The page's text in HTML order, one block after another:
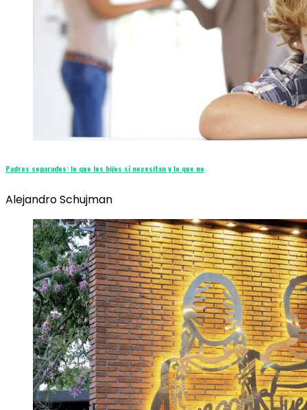
Padres separados: lo que los hijos sí necesitan y lo que no
Alejandro Schujman